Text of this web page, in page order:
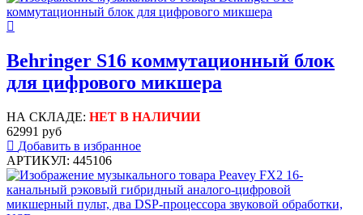
Behringer S16 коммутационный блок
для цифрового микшера
НА СКЛАДЕ: НЕТ В НАЛИЧИИ
62991 руб
Добавить в избранное
АРТИКУЛ: 445106